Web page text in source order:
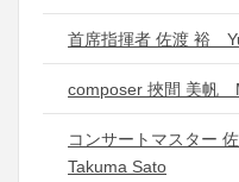
首席指揮者 佐渡 裕
composer 挾間 美帆
コンサートマスター
Takuma Sato